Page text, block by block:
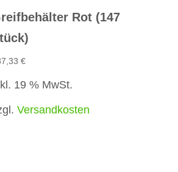
Rot (147
€
19 % MwSt.
Versandkosten